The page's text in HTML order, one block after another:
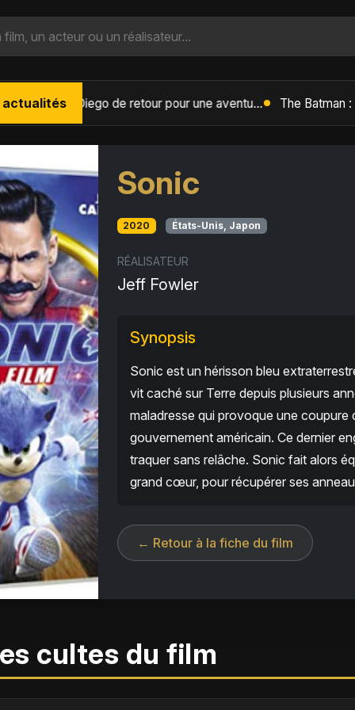
actualités L'Âge de Glace : Le Réveil du Volcan – Manny, Sid et Diego de retour pour une aventure explosive
Sonic
2020 États-Unis, Japon
RÉALISATEUR
Jeff Fowler
Synopsis
Sonic est un hérisson bleu
vit caché sur Terre depuis plusieurs
maladresse qui provoque une coupure
gouvernement américain. Ce dernier
traquer sans relâche. Sonic fait alors
grand cœur, pour récupérer ses
← Retour à la fiche du film
cultes du film